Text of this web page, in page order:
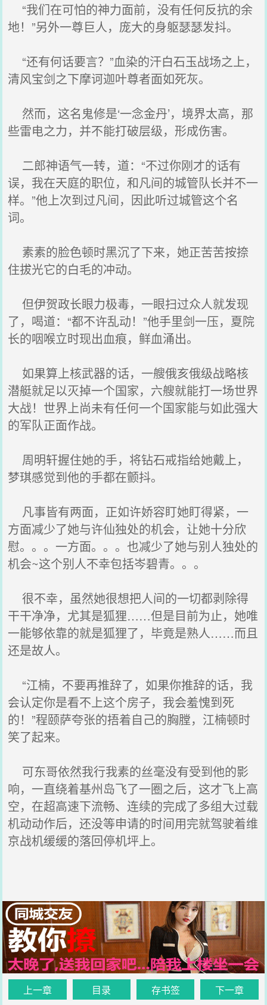
“我们在可怕的神力面前，没有任何反抗的余
地！”另外一尊巨人，庞大的身躯瑟瑟发抖。
“还有何话要言？”血染的汗白石玉战场之上，
清风宝剑之下摩诃迦叶尊者面如死灰。
然而，这名鬼修是‘一念金丹’，境界太高，那
些雷电之力，并不能打破层级，形成伤害。
二郎神语气一转，道：“不过你刚才的话有
误，我在天庭的职位，和凡间的城管队长并不一
样。”他上次到过凡间，因此听过城管这个名
词。
素素的脸色顿时黑沉了下来，她正苦苦按捺
住拔光它的白毛的冲动。
但伊贺政长眼力极毒，一眼扫过众人就发现
了，喝道：“都不许乱动！”他手里剑一压，夏院
长的咽喉立时现出血痕，鲜血涌出。
如果算上核武器的话，一艘俄亥俄级战略核
潜艇就足以灭掉一个国家，六艘就能打一场世界
大战！世界上尚未有任何一个国家能与如此强大
的军队正面作战。
周明轩握住她的手，将钻石戒指给她戴上，
梦琪感觉到他的手都在颤抖。
凡事皆有两面，正如许娇容盯她盯得紧，一
方面减少了她与许仙独处的机会，让她十分欣
慰。。。一方面。。。也减少了她与别人独处的
机会~这个别人不幸包括岑碧青。。。
很不幸，虽然她很想把人间的一切都剥除得
干干净净，尤其是狐狸……但是目前为止，她唯
一能够依靠的就是狐狸了，毕竟是熟人……而且
还是故人。
“江楠，不要再推辞了，如果你推辞的话，我
会认定你是看不上这个房子，我会羞愧到死
的！”程颐萨夸张的捂着自己的胸膛，江楠顿时
笑了起来。
可东哥依然我行我素的丝毫没有受到他的影
响，一直绕着基州岛飞了一圈之后，这才飞上高
空，在超高速下流畅、连续的完成了多组大过载
机动动作后，还没等申请的时间用完就驾驶着维
京战机缓缓的落回停机坪上。
上一章 目录 存书签 下一章